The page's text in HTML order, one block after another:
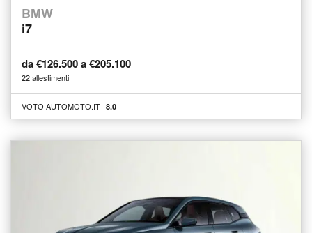
BMW
i7
da €126.500 a €205.100
22 allestimenti
VOTO AUTOMOTO.IT 8.0